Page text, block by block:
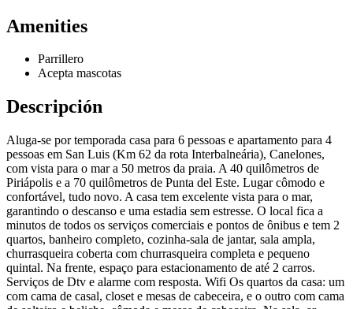
Amenities
Parrillero
Acepta mascotas
Descripción
Aluga-se por temporada casa para 6 pessoas e apartamento para 4
pessoas em San Luis (Km 62 da rota Interbalneária), Canelones,
com vista para o mar a 50 metros da praia. A 40 quilômetros de
Piriápolis e a 70 quilômetros de Punta del Este. Lugar cômodo e
confortável, tudo novo. A casa tem excelente vista para o mar,
garantindo o descanso e uma estadia sem estresse. O local fica a
minutos de todos os serviços comerciais e pontos de ônibus e tem 2
quartos, banheiro completo, cozinha-sala de jantar, sala ampla,
churrasqueira coberta com churrasqueira completa e pequeno
quintal. Na frente, espaço para estacionamento de até 2 carros.
Serviços de Dtv e alarme com resposta. Wifi Os quartos da casa: um
com cama de casal, closet e mesas de cabeceira, e o outro com cama